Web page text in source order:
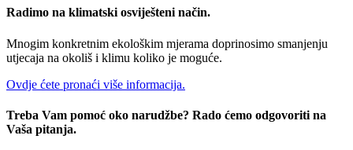
Radimo na klimatski osviješteni način.
Mnogim konkretnim ekološkim mjerama doprinosimo smanjenju
utjecaja na okoliš i klimu koliko je moguće.
Ovdje ćete pronaći više informacija.
Treba Vam pomoć oko narudžbe? Rado ćemo odgovoriti na
Vaša pitanja.